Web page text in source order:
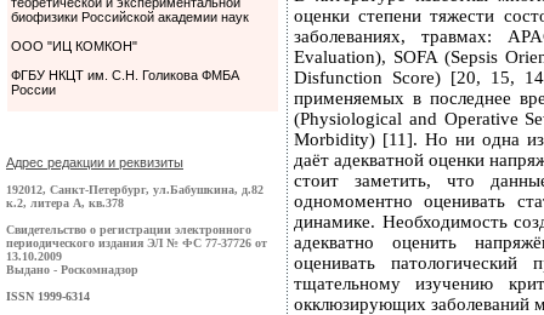
биофизики Российской академии наук
ООО "ИЦ КОМКОН"
ФГБУ НКЦТ им. С.Н. Голикова ФМБА
России
Адрес редакции и реквизиты
192012, Санкт-Петербург, ул.Бабушкина, д.82
к.2, литера А, кв.378
Свидетельство о регистрации электронного
периодического издания ЭЛ № ФС 77-37726 от
13.10.2009
Выдано - Роскомнадзор
ISSN 1999-6314
оценки степени тяжести
заболеваниях, травмах:
Evaluation), SOFA (Sepsis
Disfunction Score) [20, 15,
применяемых в последнее
(Physiological and Operative
Morbidity) [11]. Но ни одна из
даёт адекватной оценки
стоит заметить, что
одномоментно оценивать
динамике. Необходимость
адекватно оценить
оценивать
тщательному изучению
окклюзирующих заболеваний